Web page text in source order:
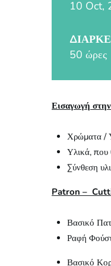
10 Oct,
50 ώρες
Εισαγωγή
Χρώματα /
Υλικά, που
Σύνθεση
Patron –
Βασικό
Ραφή
Βασικό